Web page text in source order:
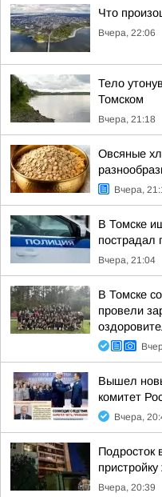
Что
Вчера, 22:06
Тело
Томском
Вчера, 21:18
Овсяные
Вчера,
В Томске
пострадал
Вчера, 21:04
В Томске
провели
Вышел
комитет
Вчера,
Подросток
Вчера, 20:39